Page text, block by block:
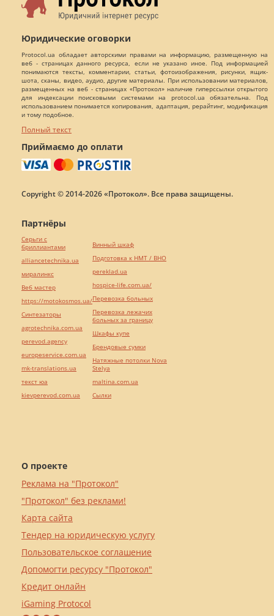
Юридические оговорки
Protocol.ua обладает авторскими правами на информацию, размещенную на
веб - страницах данного ресурса, если не указано иное. Под информацией
понимаются тексты, комментарии, статьи, фотоизображения, рисунки, ящик-
шота, сканы, видео, аудио, другие материалы. При использовании материалов,
размещенных на веб - страницах «Протокол» наличие гиперссылки открытого
для индексации поисковыми системами на protocol.ua обязательна. Под
использованием понимается копирования, адаптация, рерайтинг, модификация
и тому подобное.
Полный текст
Приймаємо до оплати
Copyright © 2014-2026 «Протокол». Все права защищены.
О проекте
Реклама на "Протокол"
"Протокол" без реклами!
Карта сайта
Тендер на юридическую услугу
Пользовательское соглашение
Допомогти ресурсу "Протокол"
Кредит онлайн
iGaming Protocol
Партнёры
Серьги с
бриллиантами
alliancetechnika.ua
миралинкс
Веб мастер
https://motokosmos.ua/
Синтезаторы
agrotechnika.com.ua
perevod.agency
europeservice.com.ua
mk-translations.ua
текст юа
kievperevod.com.ua
Винный шкаф
Подготовка к НМТ / ВНО
pereklad.ua
hospice-life.com.ua/
Перевозка больных
Перевозка лежачих
больных за границу
Шкафы купе
Брендовые сумки
Натяжные потолки Nova
Stelya
maltina.com.ua
Cылки